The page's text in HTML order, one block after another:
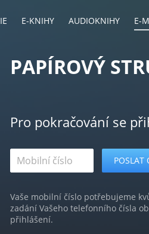
E-KNIHY AUDIOKNIHY E-
PAPÍROVÝ
Pro pokračování se
Vaše mobilní číslo potřebujeme
zadání Vašeho telefonního čísla
přihlášení.